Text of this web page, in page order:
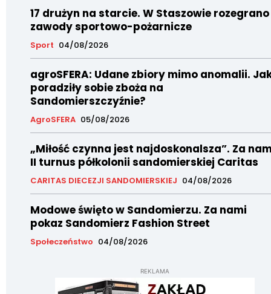
17 drużyn na starcie. W Staszowie rozegrano
zawody sportowo-pożarnicze
Sport 04/08/2026
agroSFERA: Udane zbiory mimo anomalii.
poradziły sobie zboża na
Sandomierszczyźnie?
AgroSFERA 05/08/2026
„Miłość czynna jest najdoskonalsza”. Za
II turnus półkolonii sandomierskiej Caritas
CARITAS DIECEZJI SANDOMIERSKIEJ 04/08/2026
Modowe święto w Sandomierzu. Za nami
pokaz Sandomierz Fashion Street
Społeczeństwo 04/08/2026
REKLAMA